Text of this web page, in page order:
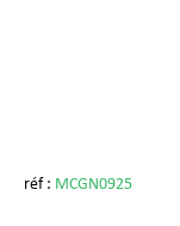
réf : MCGN0925